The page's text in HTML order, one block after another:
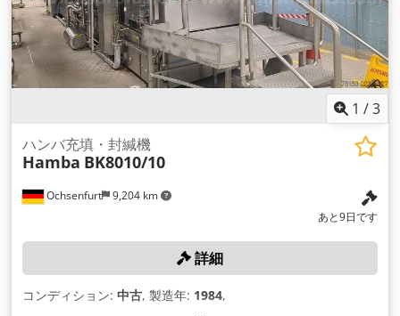
1 /3
Ochsenfurt 9,204 km
ハンバ充填・封緘機
Hamba BK8010/10
あと9日です
詳細
コンディション: 中古, 製造年: 1984,